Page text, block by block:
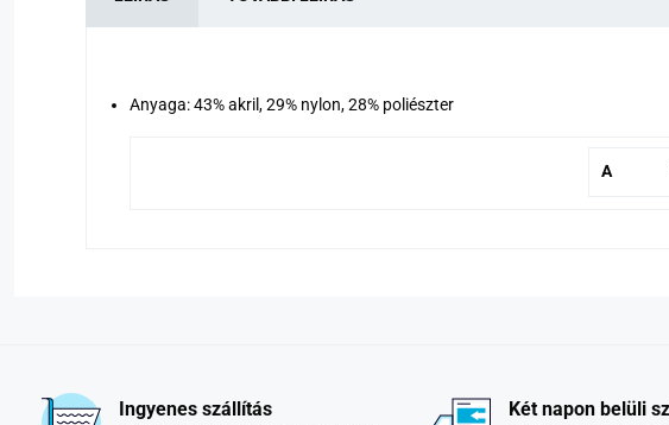
Anyaga: 43% akril, 29% nylon, 28% poliészter
A
Ingyenes szállítás Két napon belüli